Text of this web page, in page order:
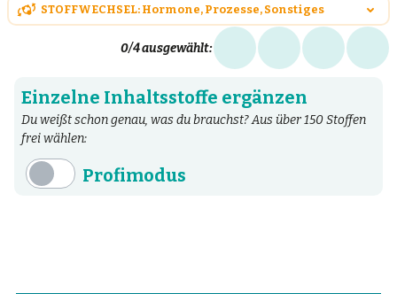
STOFFWECHSEL: Hormone, Prozesse, Sonstiges
0/4 ausgewählt:
Einzelne Inhaltsstoffe ergänzen
Du weißt schon genau, was du brauchst? Aus über 150 Stoffen
frei wählen:
Profimodus